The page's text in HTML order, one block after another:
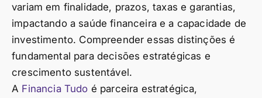
variam em finalidade, prazos, taxas e garantias,
impactando a saúde financeira e a capacidade de
investimento. Compreender essas distinções é
fundamental para decisões estratégicas e
crescimento sustentável.
A Financia Tudo é parceira estratégica,